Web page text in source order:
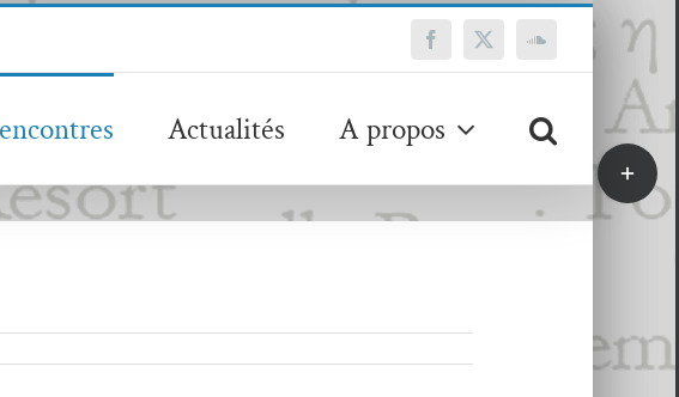
Facebook
X SoundCloud
Actualités A propos
Bascule
de
la
barre